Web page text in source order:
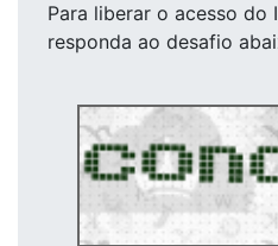
Para liberar o acesso do
responda ao desafio